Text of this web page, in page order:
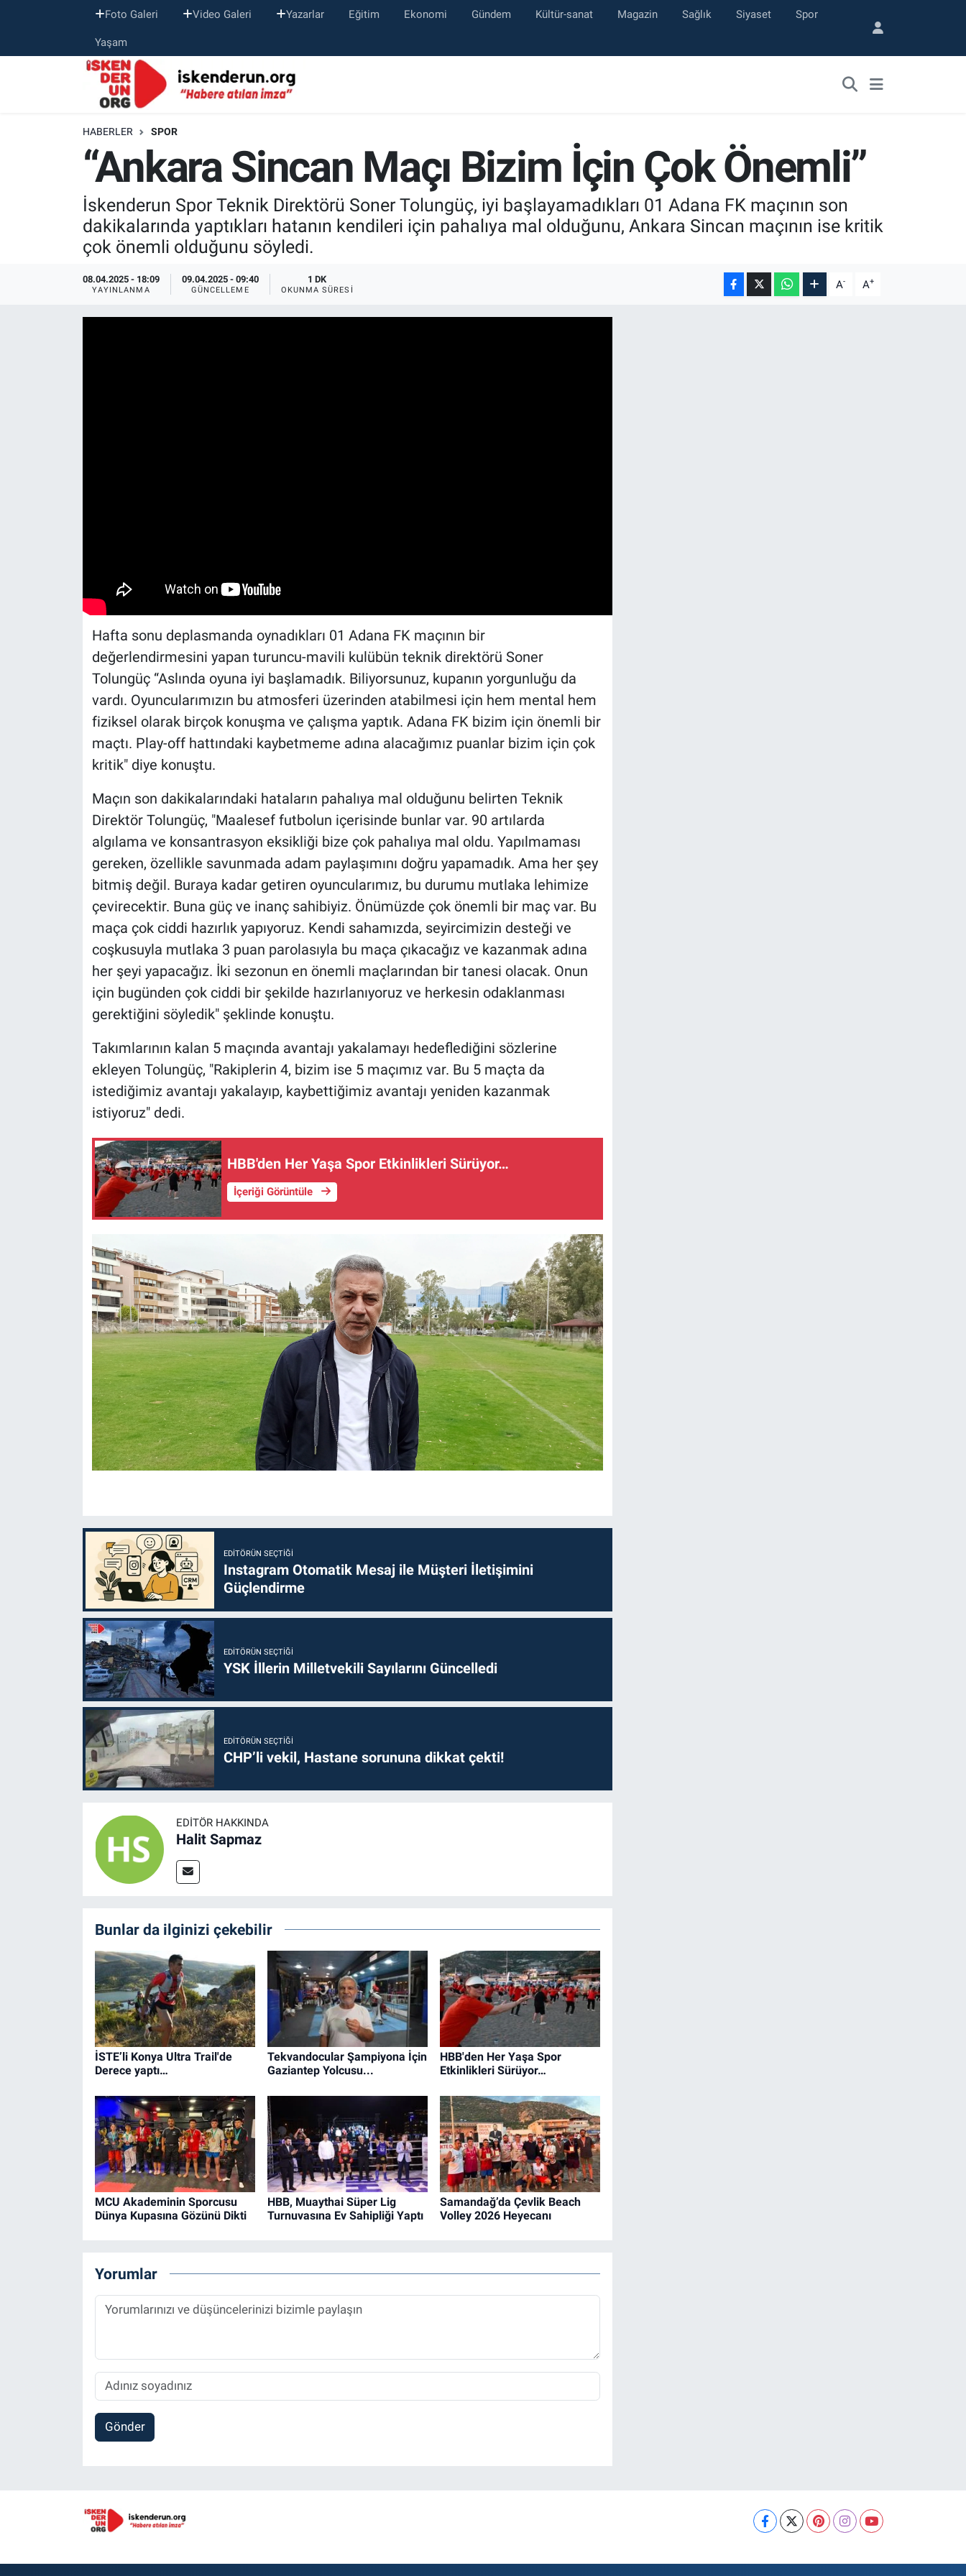
Foto Galeri Video Galeri Yazarlar Eğitim Ekonomi Gündem Kültür-sanat Magazin Sağlık Siyaset Spor
Yaşam
HABERLER SPOR
“Ankara Sincan Maçı Bizim İçin Çok Önemli”
İskenderun Spor Teknik Direktörü Soner Tolungüç, iyi başlayamadıkları 01 Adana FK maçının son
dakikalarında yaptıkları hatanın kendileri için pahalıya mal olduğunu, Ankara Sincan maçının ise kritik
çok önemli olduğunu söyledi.
08.04.2025 - 18:09
YAYINLANMA
09.04.2025 - 09:40
GÜNCELLEME
1 DK
OKUNMA SÜRESI A- A+
Hafta sonu deplasmanda oynadıkları 01 Adana FK maçının bir
değerlendirmesini yapan turuncu-mavili kulübün teknik direktörü Soner
Tolungüç “Aslında oyuna iyi başlamadık. Biliyorsunuz, kupanın yorgunluğu da
vardı. Oyuncularımızın bu atmosferi üzerinden atabilmesi için hem mental hem
fiziksel olarak birçok konuşma ve çalışma yaptık. Adana FK bizim için önemli bir
maçtı. Play-off hattındaki kaybetmeme adına alacağımız puanlar bizim için çok
kritik" diye konuştu.
Maçın son dakikalarındaki hataların pahalıya mal olduğunu belirten Teknik
Direktör Tolungüç, "Maalesef futbolun içerisinde bunlar var. 90 artılarda
algılama ve konsantrasyon eksikliği bize çok pahalıya mal oldu. Yapılmaması
gereken, özellikle savunmada adam paylaşımını doğru yapamadık. Ama her şey
bitmiş değil. Buraya kadar getiren oyuncularımız, bu durumu mutlaka lehimize
çevirecektir. Buna güç ve inanç sahibiyiz. Önümüzde çok önemli bir maç var. Bu
maça çok ciddi hazırlık yapıyoruz. Kendi sahamızda, seyircimizin desteği ve
coşkusuyla mutlaka 3 puan parolasıyla bu maça çıkacağız ve kazanmak adına
her şeyi yapacağız. İki sezonun en önemli maçlarından bir tanesi olacak. Onun
için bugünden çok ciddi bir şekilde hazırlanıyoruz ve herkesin odaklanması
gerektiğini söyledik" şeklinde konuştu.
Takımlarının kalan 5 maçında avantajı yakalamayı hedeflediğini sözlerine
ekleyen Tolungüç, "Rakiplerin 4, bizim ise 5 maçımız var. Bu 5 maçta da
istediğimiz avantajı yakalayıp, kaybettiğimiz avantajı yeniden kazanmak
istiyoruz" dedi.
HBB'den Her Yaşa Spor Etkinlikleri Sürüyor…
İçeriği Görüntüle
EDITÖRÜN SEÇTIĞI
Instagram Otomatik Mesaj ile Müşteri İletişimini
Güçlendirme
EDITÖRÜN SEÇTIĞI
YSK İllerin Milletvekili Sayılarını Güncelledi
EDITÖRÜN SEÇTIĞI
CHP’li vekil, Hastane sorununa dikkat çekti!
EDITÖR HAKKINDA
Halit Sapmaz
Bunlar da ilginizi çekebilir
İSTE’li Konya Ultra Trail'de
Derece yaptı…
Tekvandocular Şampiyona İçin
Gaziantep Yolcusu...
HBB'den Her Yaşa Spor
Etkinlikleri Sürüyor…
MCU Akademinin Sporcusu
Dünya Kupasına Gözünü Dikti
HBB, Muaythai Süper Lig
Turnuvasına Ev Sahipliği Yaptı
Samandağ’da Çevlik Beach
Volley 2026 Heyecanı
Yorumlar
Gönder